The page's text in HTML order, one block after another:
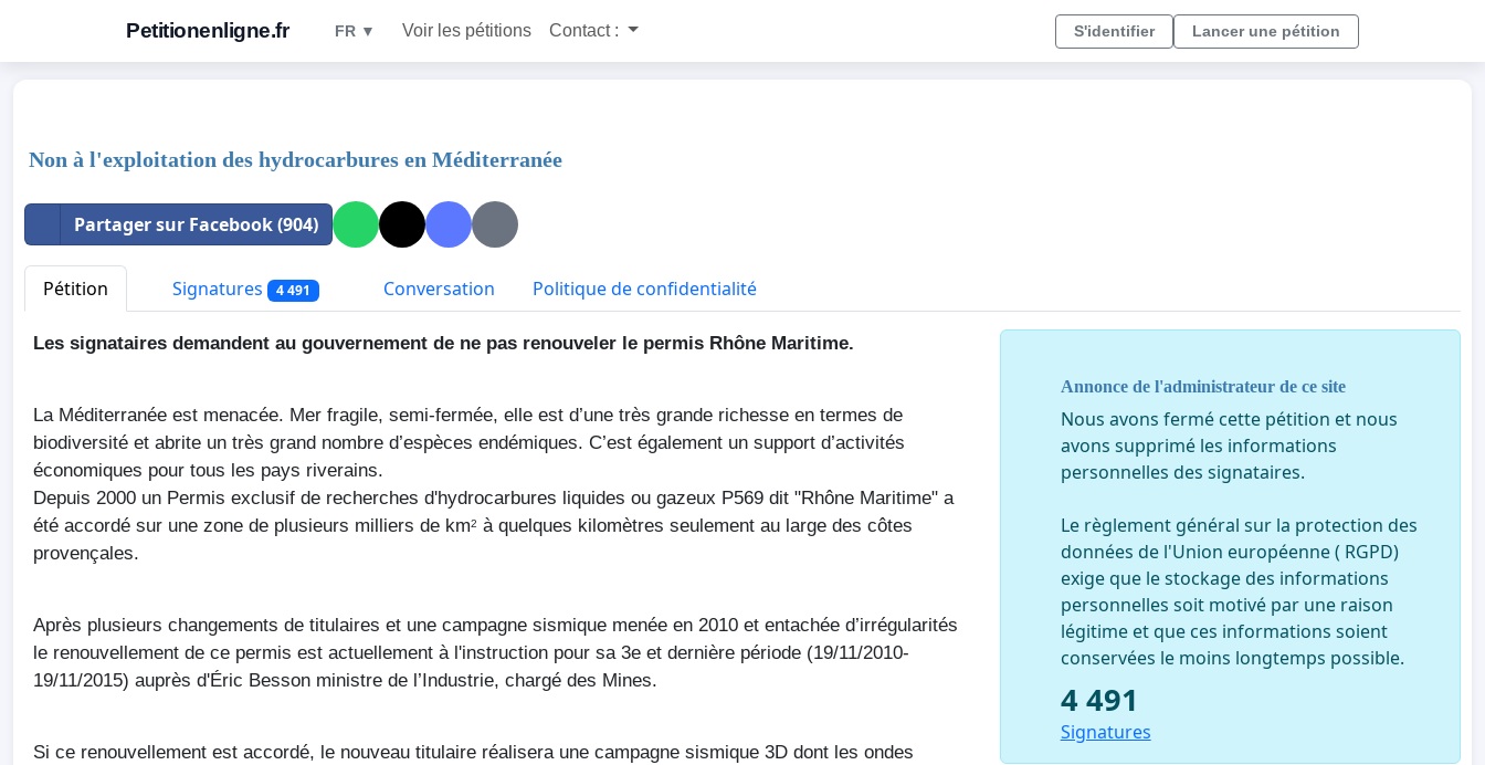
Petitionenligne.fr FR ▼ Voir les pétitions Contact : S'identifier Lancer une pétition
Non à l'exploitation des hydrocarbures en Méditerranée
Partager sur Facebook (904)
Pétition Signatures 4 491 Conversation Politique de confidentialité
Les signataires demandent au gouvernement de ne pas renouveler le permis Rhône Maritime.
La Méditerranée est menacée. Mer fragile, semi-fermée, elle est d’une très grande richesse en termes de
biodiversité et abrite un très grand nombre d’espèces endémiques. C’est également un support d’activités
économiques pour tous les pays riverains.
Depuis 2000 un Permis exclusif de recherches d'hydrocarbures liquides ou gazeux P569 dit "Rhône Maritime" a
été accordé sur une zone de plusieurs milliers de km2 à quelques kilomètres seulement au large des côtes
provençales.
Après plusieurs changements de titulaires et une campagne sismique menée en 2010 et entachée d’irrégularités
le renouvellement de ce permis est actuellement à l'instruction pour sa 3e et dernière période (19/11/2010-
19/11/2015) auprès d'Éric Besson ministre de l’Industrie, chargé des Mines.
Si ce renouvellement est accordé, le nouveau titulaire réalisera une campagne sismique 3D dont les ondes
Annonce de l'administrateur de ce site
Nous avons fermé cette pétition et nous
avons supprimé les informations
personnelles des signataires.
Le règlement général sur la protection des
données de l'Union européenne ( RGPD)
exige que le stockage des informations
personnelles soit motivé par une raison
légitime et que ces informations soient
conservées le moins longtemps possible.
4 491
Signatures